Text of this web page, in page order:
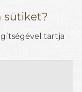
sütiket?
tartja